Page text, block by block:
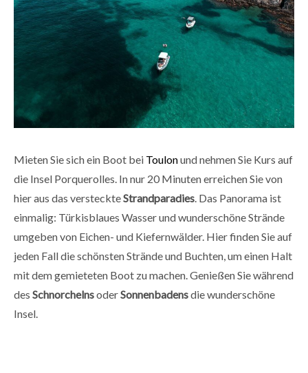
Mieten Sie sich ein Boot bei Toulonund nehmen Sie Kurs auf
die Insel Porquerolles. In nur 20 Minuten erreichen Sie von
hier aus das versteckteStrandparadies. Das Panorama ist
einmalig: Türkisblaues Wasser und wunderschöne Strände
umgeben von Eichen- und Kiefernwälder. Hier finden Sie auf
jeden Fall die schönsten Strände und Buchten, um einen Halt
mit dem gemieteten Boot zu machen. Genießen Sie während
des SchnorchelnsoderSonnenbadensdie wunderschöne
Insel.